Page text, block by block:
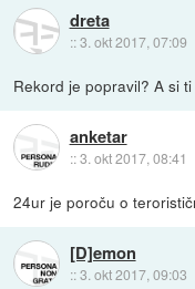
dreta
::3. okt 2017, 07:09
Rekord je popravil? A si
anketar
::3. okt 2017, 08:41
24ur je poroču o
[D]emon
::3. okt 2017, 09:03